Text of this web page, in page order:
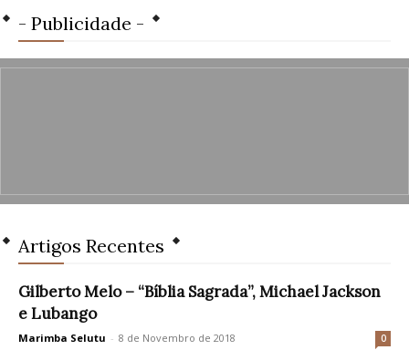
- Publicidade -
Artigos Recentes
Gilberto Melo – “Bíblia Sagrada”, Michael Jackson
e Lubango
Marimba Selutu - 8 de Novembro de 2018 0